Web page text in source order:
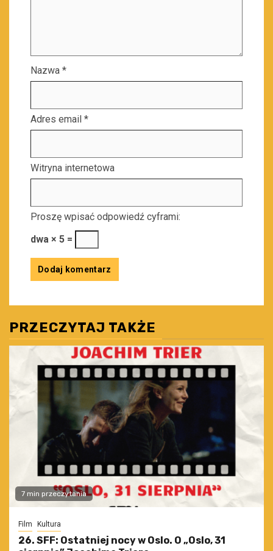
Nazwa *
Adres email *
Witryna internetowa
Proszę wpisać odpowiedź cyframi:
dwa × 5 =
PRZECZYTAJ TAKŻE
7 min przeczytania
Film Kultura
26. SFF: Ostatniej nocy w Oslo. O „Oslo, 31